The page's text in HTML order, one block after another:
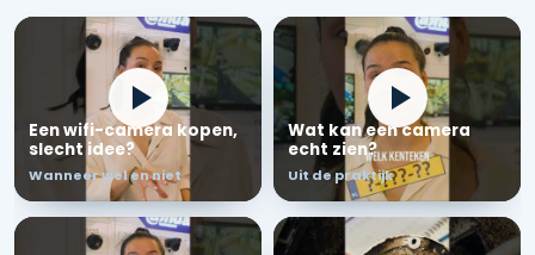
Een wifi-camera kopen,
slecht idee?
Wanneer wel en niet
Wat kan een camera
echt zien?
Uit de praktijk